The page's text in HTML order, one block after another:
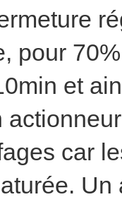
pour
et
car